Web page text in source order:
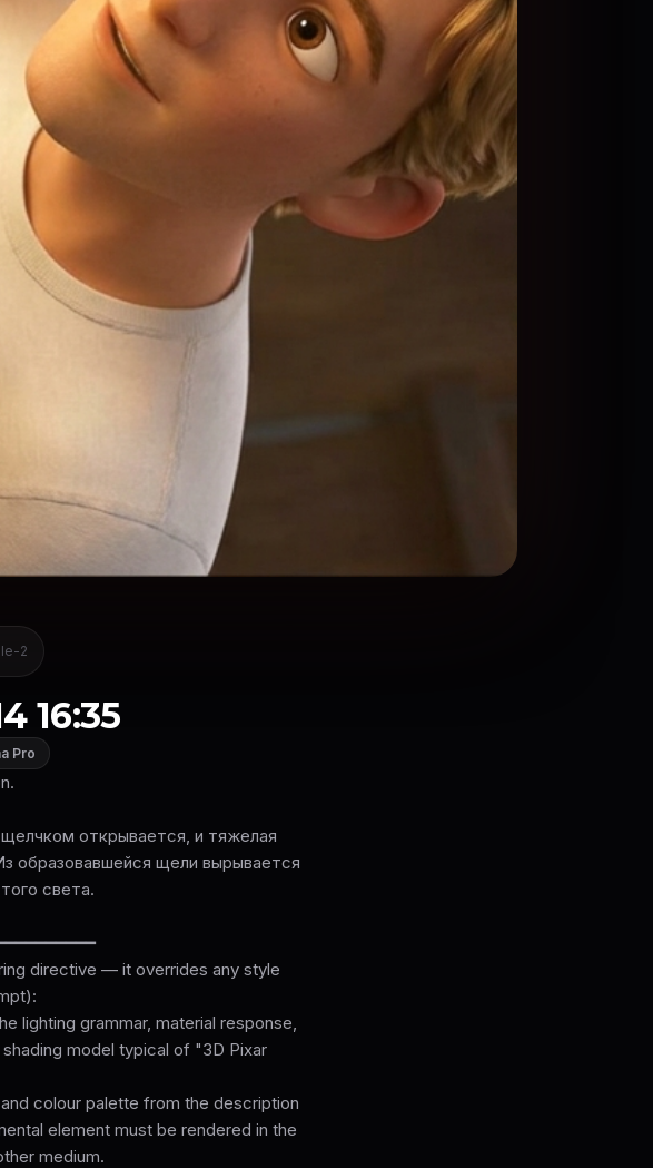
2
16:35
Pro
открывается, и тяжелая
образовавшейся щели вырывается
света.
directive — it overrides any style
lighting grammar, material response,
model typical of "3D Pixar
colour palette from the description
element must be rendered in the
medium.